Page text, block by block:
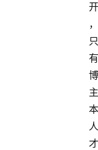
开
，
只
有
博
主
本
人
才